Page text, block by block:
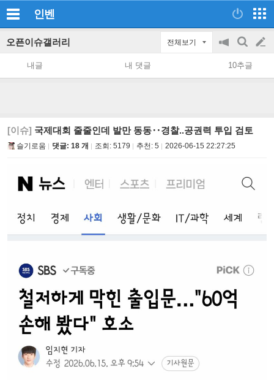
인벤
오픈이슈갤러리 전체보기
공
지
on/off
검
색
글
쓰
내글 내 댓글 10추글
[이슈] 국제대회 줄줄인데 발만 동동‥경찰..공권력 투입 검토
슬기로움 댓글: 18 개 조회: 5179 추천: 5 2026-06-15 22:27:25